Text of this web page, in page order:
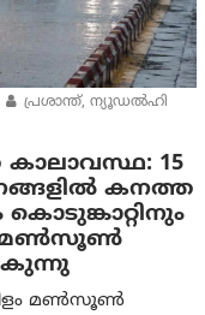
പ്രശാന്ത്, ന്യൂഡല്‍ഹി
15
കനത്ത
മൺസൂൺ
മൺസൂൺ